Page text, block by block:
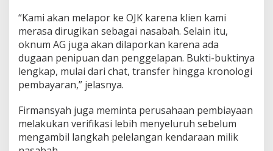
“Kami akan melapor ke OJK karena klien kami
merasa dirugikan sebagai nasabah. Selain itu,
oknum AG juga akan dilaporkan karena ada
dugaan penipuan dan penggelapan. Bukti-buktinya
lengkap, mulai dari chat, transfer hingga kronologi
pembayaran,” jelasnya.
Firmansyah juga meminta perusahaan pembiayaan
melakukan verifikasi lebih menyeluruh sebelum
mengambil langkah pelelangan kendaraan milik